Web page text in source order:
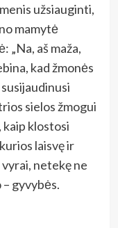
užsiauginti,
mamytė
„Na, aš maža,
kad žmonės
sielos žmogui
klostosi
laisvę ir
netekę ne
gyvybės.